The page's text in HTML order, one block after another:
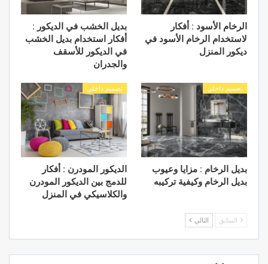
الرخام الأسود : أفكار
لاستخدام الرخام الأسود في
ديكور المنزل
بديل الخشب في الديكور :
أفكار استخدام بديل الخشب
في الديكور للأسقف
والجدران
تصميم داخلي
بديل الرخام : مزايا وعيوب
بديل الرخام وكيفية تركيبه
تصميم داخلي
الديكور المودرن : أفكار
للدمج بين الديكور المودرن
والكلاسيكي في المنزل
السابق التالي